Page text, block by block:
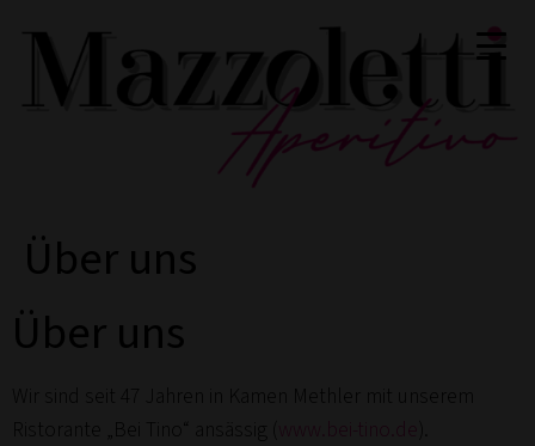
Inhalt
springen
Über uns
Über uns
Wir sind seit 47 Jahren in Kamen Methler mit unserem
Ristorante „Bei Tino“ ansässig ( www.bei-tino.de